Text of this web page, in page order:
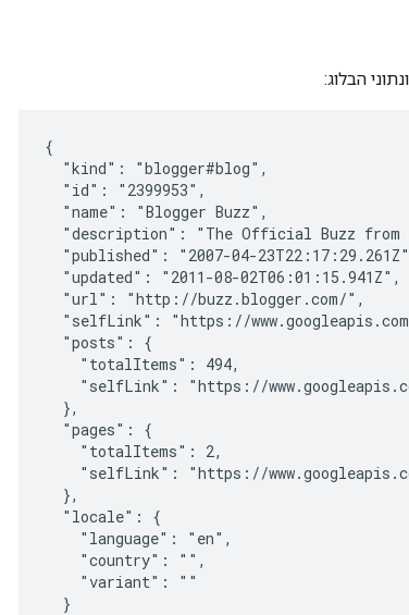
{
  "kind": "blogger#blog",
  "id": "2399953",
  "name": "Blogger Buzz",
"description": "The Official Buzz from
"published": "2007-04-
  "updated": "2011-08-02T06:01:15.941Z",
  "url": "http://buzz.blogger.com/",
"selfLink": "https://
  "posts": {
    "totalItems": 494,
"selfLink": "https://
  },
  "pages": {
    "totalItems": 2,
"selfLink": "https://
  },
  "locale": {
    "language": "en",
    "country": "",
    "variant": ""
  }